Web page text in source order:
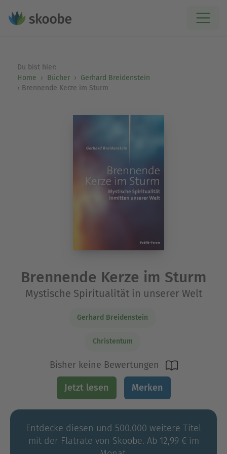
Du bist hier:
Home
Bücher
Gerhard Breidenstein
Brennende Kerze im Sturm
Brennende Kerze im Sturm
Mystische Spiritualität in unserer Welt
Gerhard Breidenstein
Christentum
Bisher keine Bewertungen
Jetzt lesen Merken
Entdecke diesen und 500.000 weitere Titel
mit der Flatrate von Skoobe. Ab 12,99 € im